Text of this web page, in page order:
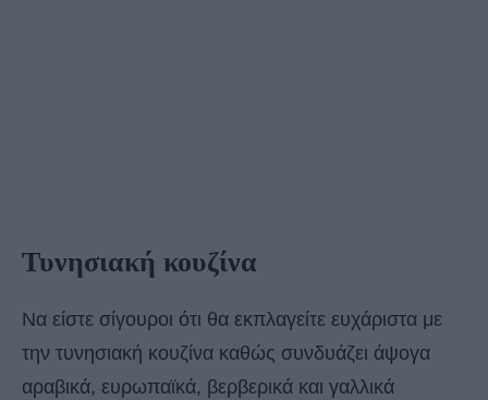
Τυνησιακή κουζίνα
Να είστε σίγουροι ότι θα εκπλαγείτε ευχάριστα με
την τυνησιακή κουζίνα καθώς συνδυάζει άψογα
αραβικά, ευρωπαϊκά, βερβερικά και γαλλικά